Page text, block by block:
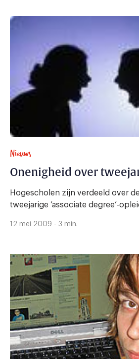
Nieuws
Onenigheid over
Hogescholen zijn verdeeld over
tweejarige ‘associate degree’-
12 mei 2009 - 3 min.